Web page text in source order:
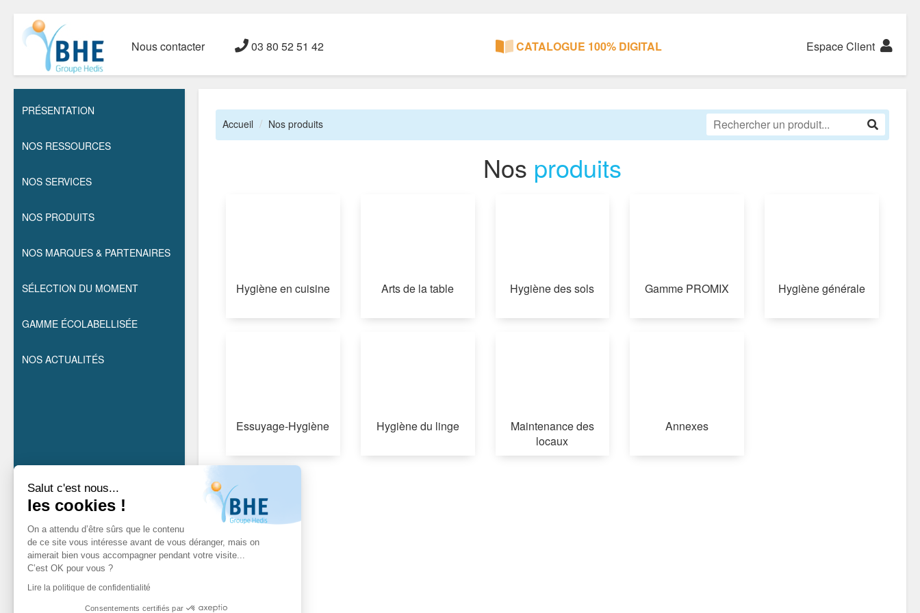
Salut c'est nous...
les cookies !
On a attendu d’être sûrs que le contenu
de ce site vous intéresse avant de vous déranger, mais on
aimerait bien vous accompagner pendant votre visite...
C’est OK pour vous ?
Lire la politique de confidentialité
Consentements certifiés par
Nous contacter 03 80 52 51 42 CATALOGUE 100% DIGITAL Espace Client
PRÉSENTATION
NOS RESSOURCES
NOS SERVICES
NOS PRODUITS
NOS MARQUES & PARTENAIRES
SÉLECTION DU MOMENT
GAMME ÉCOLABELLISÉE
NOS ACTUALITÉS
Accueil Nos produits
Nos produits
Hygiène en cuisine Arts de la table Hygiène des sols Gamme PROMIX Hygiène générale
Essuyage-Hygiène Hygiène du linge
Maintenance des
locaux
Annexes